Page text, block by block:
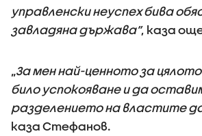
управленски неуспех бива
завладяна държава”, каза
„За мен най-ценното за
било успокояване и да
разделението на властите
каза Стефанов.